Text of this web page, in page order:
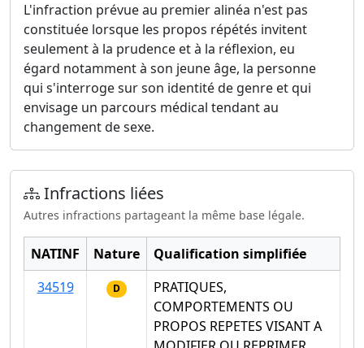
L'infraction prévue au premier alinéa n'est pas
constituée lorsque les propos répétés invitent
seulement à la prudence et à la réflexion, eu
égard notamment à son jeune âge, la personne
qui s'interroge sur son identité de genre et qui
envisage un parcours médical tendant au
changement de sexe.
Infractions liées
Autres infractions partageant la même base légale.
NATINF Nature
Qualification simplifiée
34519
D
PRATIQUES,
COMPORTEMENTS OU
PROPOS REPETES VISANT A